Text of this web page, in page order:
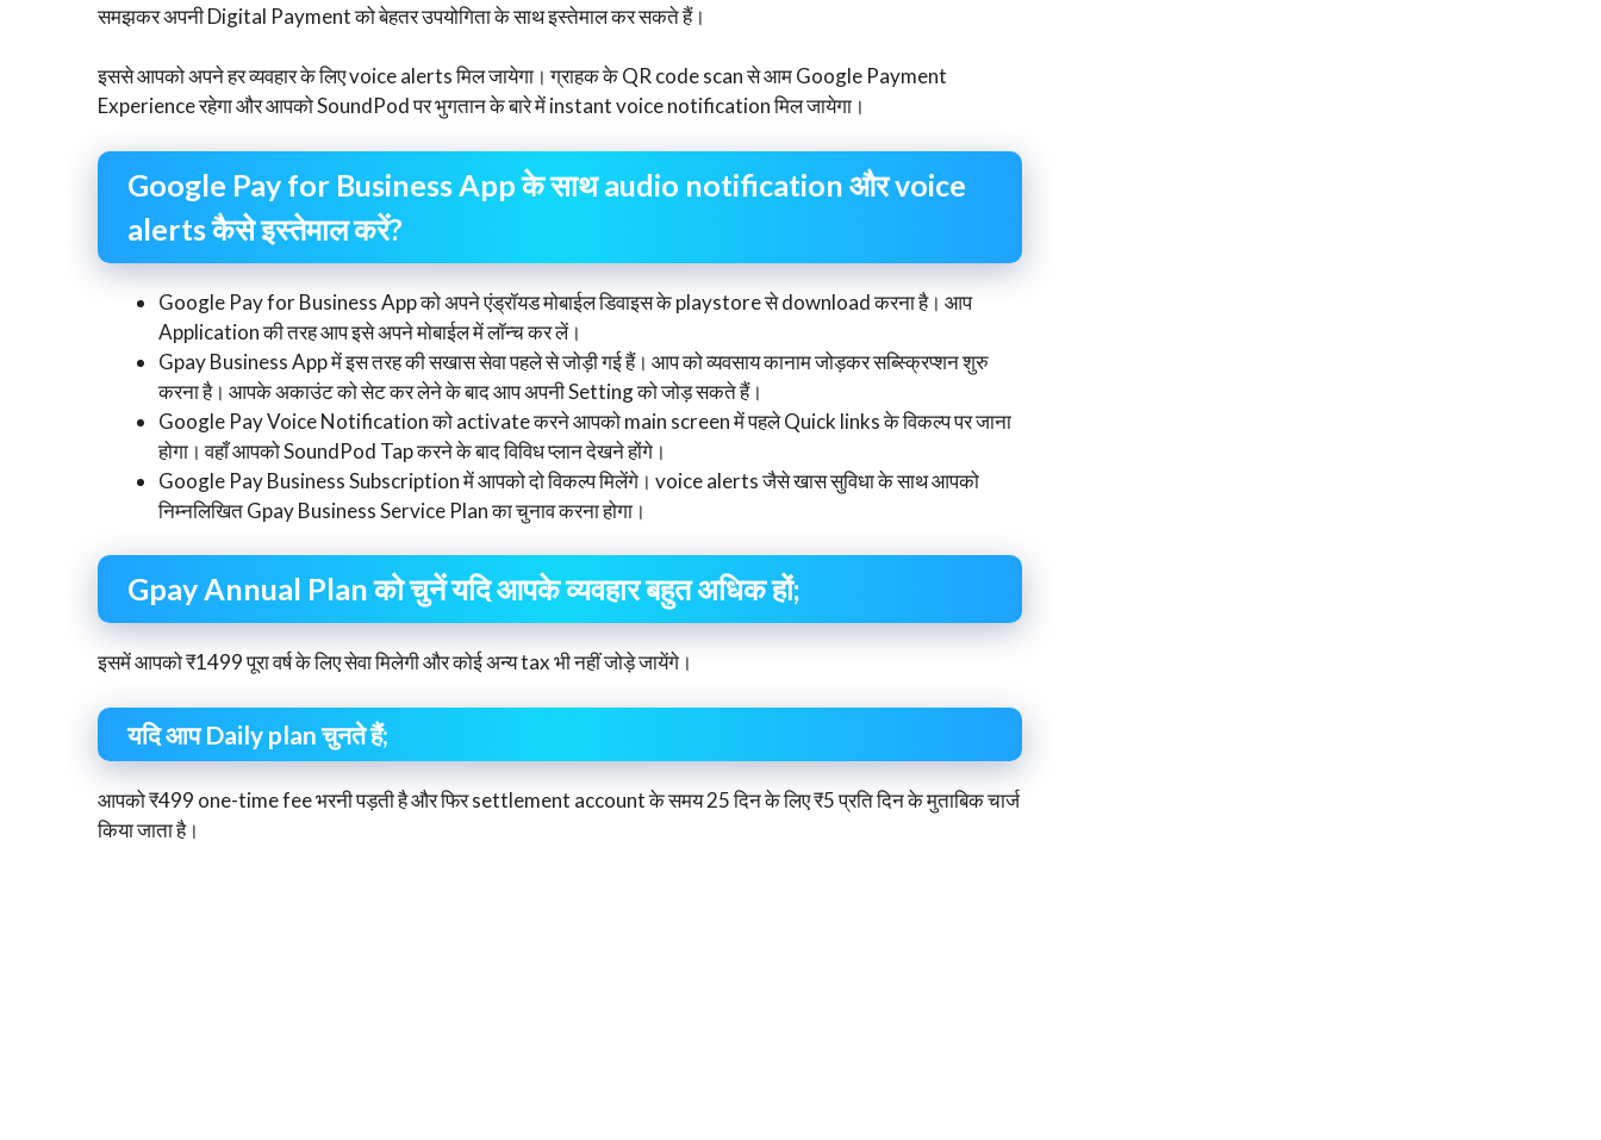
समझकर अपनी Digital Payment को बेहतर उपयोगिता के साथ इस्तेमाल कर सकते हैं।
इससे आपको अपने हर व्यवहार के लिए voice alerts मिल जायेगा। ग्राहक के QR code scan से आम Google Payment
Experience रहेगा और आपको SoundPod पर भुगतान के बारे में instant voice notification मिल जायेगा।
Google Pay for Business App के साथ audio notification और voice
alerts कैसे इस्तेमाल करें?
Google Pay for Business App को अपने एंड्रॉयड मोबाईल डिवाइस के playstore से download करना है। आप
Application की तरह आप इसे अपने मोबाईल में लॉन्च कर लें।
Gpay Business App में इस तरह की सखास सेवा पहले से जोड़ी गई हैं। आप को व्यवसाय कानाम जोड़कर सब्स्क्रिप्शन शुरु
करना है। आपके अकाउंट को सेट कर लेने के बाद आप अपनी Setting को जोड़ सकते हैं।
Google Pay Voice Notification को activate करने आपको main screen में पहले Quick links के विकल्प पर जाना
होगा। वहाँ आपको SoundPod Tap करने के बाद विविध प्लान देखने होंगे।
Google Pay Business Subscription में आपको दो विकल्प मिलेंगे। voice alerts जैसे खास सुविधा के साथ आपको
निम्नलिखित Gpay Business Service Plan का चुनाव करना होगा।
Gpay Annual Plan को चुनें यदि आपके व्यवहार बहुत अधिक हों;
इसमें आपको ₹1499 पूरा वर्ष के लिए सेवा मिलेगी और कोई अन्य tax भी नहीं जोड़े जायेंगे।
यदि आप Daily plan चुनते हैं;
आपको ₹499 one-time fee भरनी पड़ती है और फिर settlement account के समय 25 दिन के लिए ₹5 प्रति दिन के मुताबिक चार्ज
किया जाता है।